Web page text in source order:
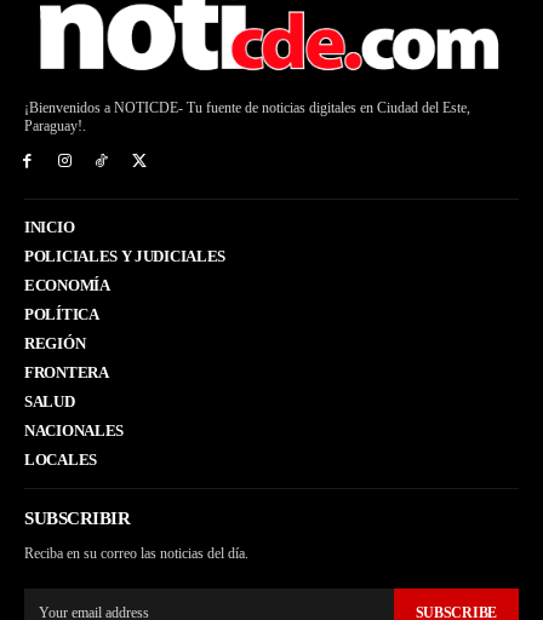
¡Bienvenidos a NOTICDE- Tu fuente de noticias digitales en Ciudad del Este,
Paraguay!.
INICIO
POLICIALES Y JUDICIALES
ECONOMÍA
POLÍTICA
REGIÓN
FRONTERA
SALUD
NACIONALES
LOCALES
SUBSCRIBIR
Reciba en su correo las noticias del día.
SUBSCRIBE